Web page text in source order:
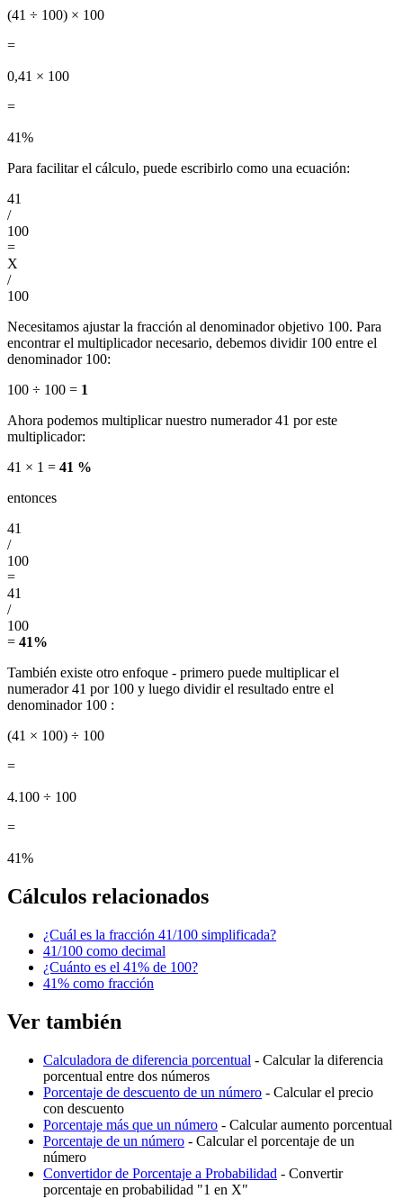
(41 ÷ 100) × 100
=
0,41 × 100
=
41%
Para facilitar el cálculo, puede escribirlo como una ecuación:
41
/
100
=
X
/
100
Necesitamos ajustar la fracción al denominador objetivo 100. Para
encontrar el multiplicador necesario, debemos dividir 100 entre el
denominador 100:
100 ÷ 100 = 1
Ahora podemos multiplicar nuestro numerador 41 por este
multiplicador:
41 × 1 = 41 %
entonces
41
/
100
=
41
/
100
= 41%
También existe otro enfoque - primero puede multiplicar el
numerador 41 por 100 y luego dividir el resultado entre el
denominador 100 :
(41 × 100) ÷ 100
=
4.100 ÷ 100
=
41%
Cálculos relacionados
¿Cuál es la fracción 41/100 simplificada?
41/100 como decimal
¿Cuánto es el 41% de 100?
41% como fracción
Ver también
Calculadora de diferencia porcentual - Calcular la diferencia
porcentual entre dos números
Porcentaje de descuento de un número - Calcular el precio
con descuento
Porcentaje más que un número - Calcular aumento porcentual
Porcentaje de un número - Calcular el porcentaje de un
número
Convertidor de Porcentaje a Probabilidad - Convertir
porcentaje en probabilidad "1 en X"